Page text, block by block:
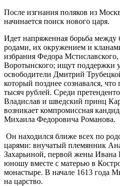
После изгнания поляков из
начинается поиск нового царя.
Идет напряженная борьба
родами, их окружением и
избрания Федора
Воротынского; ищут поддержки
освободители Дмитрий
который позднее сознавался,
тысяч рублей. Среди
Владислав и шведский принц
возникает компромиссная
Михаила Федоровича Романова.
Он находился ближе всех по
царями: внучатый племянник
Захарьиной, первой жены Ивана
юношу вместе с матерью в
монастыре. В начале 1613 года
на царство.